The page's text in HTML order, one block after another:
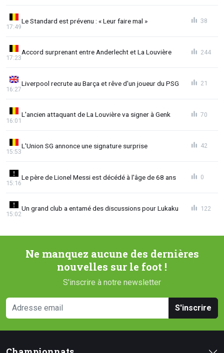
Le Standard est prévenu : « Leur faire mal »
17:49
38
Accord surprenant entre Anderlecht et La Louvière
17:23
244
Liverpool recrute au Barça et rêve d'un joueur du PSG
16:27
21
L'ancien attaquant de La Louvière va signer à Genk
16:01
70
L'Union SG annonce une signature surprise
15:53
42
Le père de Lionel Messi est décédé à l'âge de 68 ans
15:16
0
Un grand club a entamé des discussions pour Lukaku
15:02
122
Ne manquez aucune des dernières
nouvelles sur le foot !
S'inscrire à notre newsletter
S'inscrire